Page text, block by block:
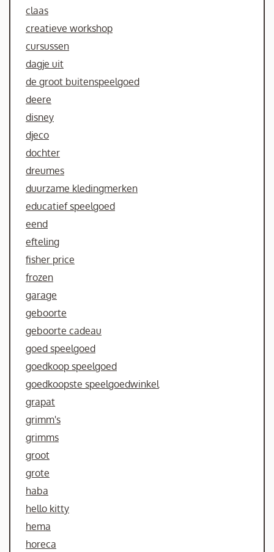
claas
creatieve workshop
cursussen
dagje uit
de groot buitenspeelgoed
deere
disney
djeco
dochter
dreumes
duurzame kledingmerken
educatief speelgoed
eend
efteling
fisher price
frozen
garage
geboorte
geboorte cadeau
goed speelgoed
goedkoop speelgoed
goedkoopste speelgoedwinkel
grapat
grimm's
grimms
groot
grote
haba
hello kitty
hema
horeca